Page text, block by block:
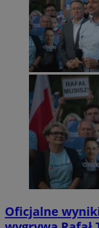
Oficjalne